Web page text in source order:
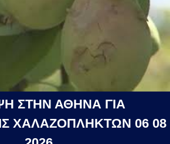
ΣΤΗΝ ΑΘΗΝΑ ΓΙΑ
ΧΑΛΑΖΟΠΛΗΚΤΩΝ 06 08